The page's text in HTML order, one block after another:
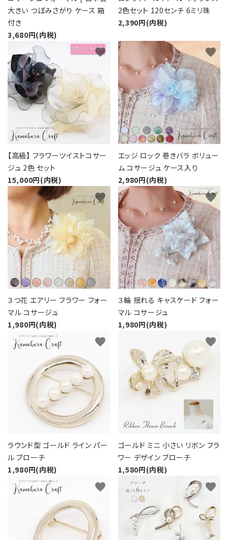
大きい つぼみさがり ケース 箱
付き
3,680円(内税)
2色セット 120センチ 6ミリ珠
2,390円(内税)
【高級】 フラワーツイストコサー
ジュ 2色 セット
15,000円(内税)
favorite
エッジ ロック 巻きバラ ボリュー
ム コサージュ ケース入り
2,980円(内税)
favorite
３つ花 エアリー フラワー フォー
マル コサージュ
1,980円(内税)
favorite
３輪 揺れる キャスケード フォー
マル コサージュ
1,980円(内税)
favorite
ラウンド型 ゴールド ライン パー
ル ブローチ
1,980円(内税)
favorite
ゴールド ミニ 小さい リボン フラ
ワー デザイン ブローチ
1,580円(内税)
favorite
favorite favorite